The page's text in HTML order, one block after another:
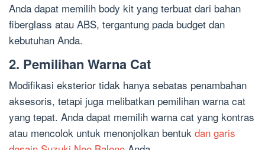
Anda dapat memilih body kit yang terbuat dari bahan
fiberglass atau ABS, tergantung pada budget dan
kebutuhan Anda.
2. Pemilihan Warna Cat
Modifikasi eksterior tidak hanya sebatas penambahan
aksesoris, tetapi juga melibatkan pemilihan warna cat
yang tepat. Anda dapat memilih warna cat yang kontras
atau mencolok untuk menonjolkan bentuk dan garis